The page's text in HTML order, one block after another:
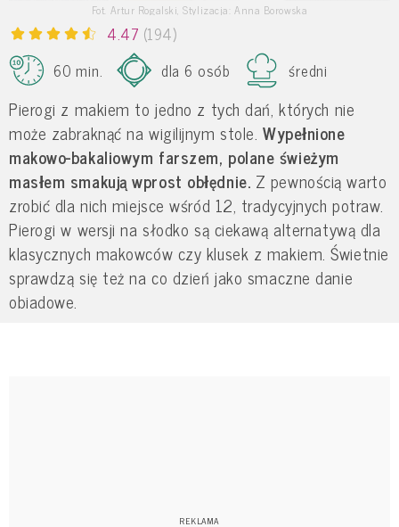
Fot. Artur Rogalski, Stylizacja: Anna Borowska
4.47 (194)
60 min.
dla 6 osób średni
Pierogi z makiem to jedno z tych dań, których nie
może zabraknąć na wigilijnym stole. Wypełnione
makowo-bakaliowym farszem, polane świeżym
masłem smakują wprost obłędnie. Z pewnością warto
zrobić dla nich miejsce wśród 12, tradycyjnych potraw.
Pierogi w wersji na słodko są ciekawą alternatywą dla
klasycznych makowców czy klusek z makiem. Świetnie
sprawdzą się też na co dzień jako smaczne danie
obiadowe.